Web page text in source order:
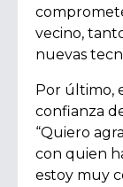
vecino,
nuevas
Por último,
confianza
“Quiero
con quien
estoy muy